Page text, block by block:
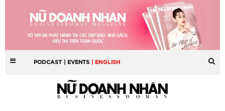
PODCAST | EVENTS | ENGLISH